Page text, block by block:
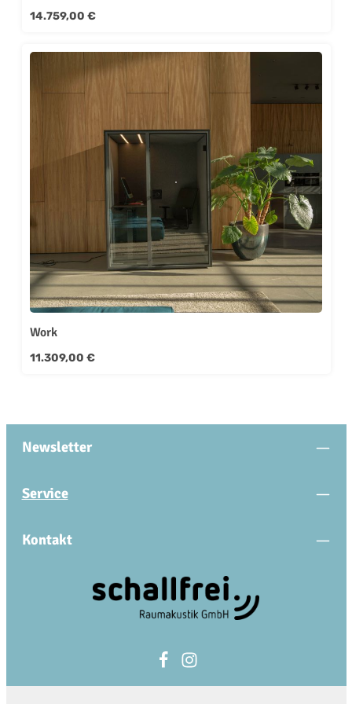
Regulärer Preis:
14.759,00 €
Work
Regulärer Preis:
11.309,00 €
Newsletter
Service
Kontakt